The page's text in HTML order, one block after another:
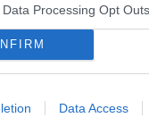
Data Processing Opt Outs
Data Access
następny
INNE TEMATY